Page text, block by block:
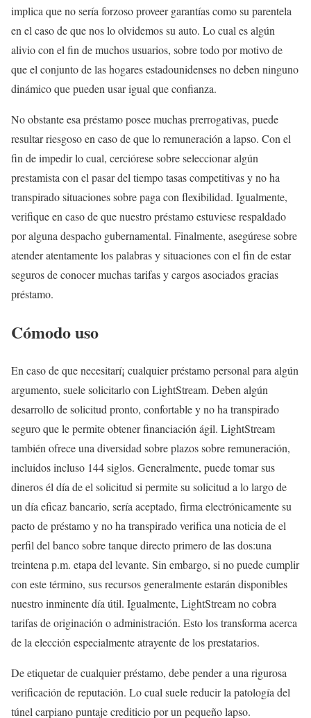
implica que no serí­a forzoso proveer garantías como su parentela
en el caso de que nos lo olvidemos su auto. Lo cual es algún
alivio con el fin de muchos usuarios, sobre todo por motivo de
que el conjunto de las hogares estadounidenses no deben ninguno
dinámico que pueden usar igual que confianza.
No obstante esa préstamo posee muchas prerrogativas, puede
resultar riesgoso en caso de que lo remuneración a lapso. Con el
fin de impedir lo cual, cerciórese sobre seleccionar algún
prestamista con el pasar del tiempo tasas competitivas y no ha
transpirado situaciones sobre paga con flexibilidad. Igualmente,
verifique en caso de que nuestro préstamo estuviese respaldado
por alguna despacho gubernamental. Finalmente, asegúrese sobre
atender atentamente los palabras y situaciones con el fin de estar
seguros de conocer muchas tarifas y cargos asociados gracias
préstamo.
Cómodo uso
En caso de que necesitarí¡ cualquier préstamo personal para algún
argumento, suele solicitarlo con LightStream. Deben algún
desarrollo de solicitud pronto, confortable y no ha transpirado
seguro que le permite obtener financiación ágil. LightStream
también ofrece una diversidad sobre plazos sobre remuneración,
incluidos incluso 144 siglos. Generalmente, puede tomar sus
dineros él día de el solicitud si permite su solicitud a lo largo de
un día eficaz bancario, serí­a aceptado, firma electrónicamente su
pacto de préstamo y no ha transpirado verifica una noticia de el
perfil del banco sobre tanque directo primero de las dos:una
treintena p.m. etapa del levante. Sin embargo, si no puede cumplir
con este término, sus recursos generalmente estarán disponibles
nuestro inminente día útil. Igualmente, LightStream no cobra
tarifas de originación o administración. Esto los transforma acerca
de la elección especialmente atrayente de los prestatarios.
De etiquetar de cualquier préstamo, debe pender a una rigurosa
verificación de reputación. Lo cual suele reducir la patologí­a del
túnel carpiano puntaje crediticio por un pequeño lapso.